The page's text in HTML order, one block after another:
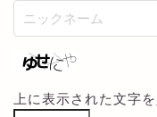
上に表示された文字